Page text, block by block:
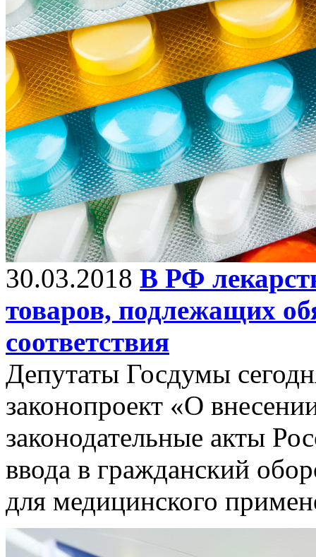
30.03.2018 В РФ
товаров, подлежащих
соответствия
Депутаты Госдумы
законопроект «О
законодательные акты
ввода в гражданский
для медицинского